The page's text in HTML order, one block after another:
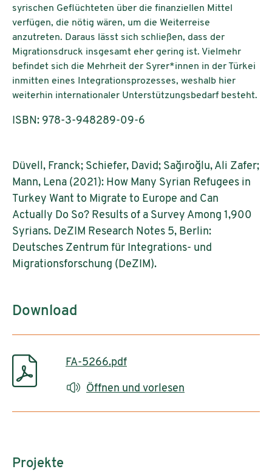
syrischen Geflüchteten über die finanziellen Mittel
verfügen, die nötig wären, um die Weiterreise
anzutreten. Daraus lässt sich schließen, dass der
Migrationsdruck insgesamt eher gering ist. Vielmehr
befindet sich die Mehrheit der Syrer*innen in der Türkei
inmitten eines Integrationsprozesses, weshalb hier
weiterhin internationaler Unterstützungsbedarf besteht.
ISBN: 978-3-948289-09-6
Düvell, Franck; Schiefer, David; Sağıroğlu, Ali Zafer;
Mann, Lena (2021): How Many Syrian Refugees in
Turkey Want to Migrate to Europe and Can
Actually Do So? Results of a Survey Among 1,900
Syrians. DeZIM Research Notes 5, Berlin:
Deutsches Zentrum für Integrations- und
Migrationsforschung (DeZIM).
Download
FA-5266.pdf
Öffnen und vorlesen
Projekte